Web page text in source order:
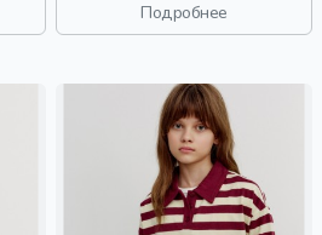
короткие, вязаные, школа,
свободные, вырез, воротник,
мальчики, дети
Подробнее